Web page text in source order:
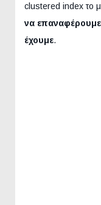
clustered index το
να
έχουμε.